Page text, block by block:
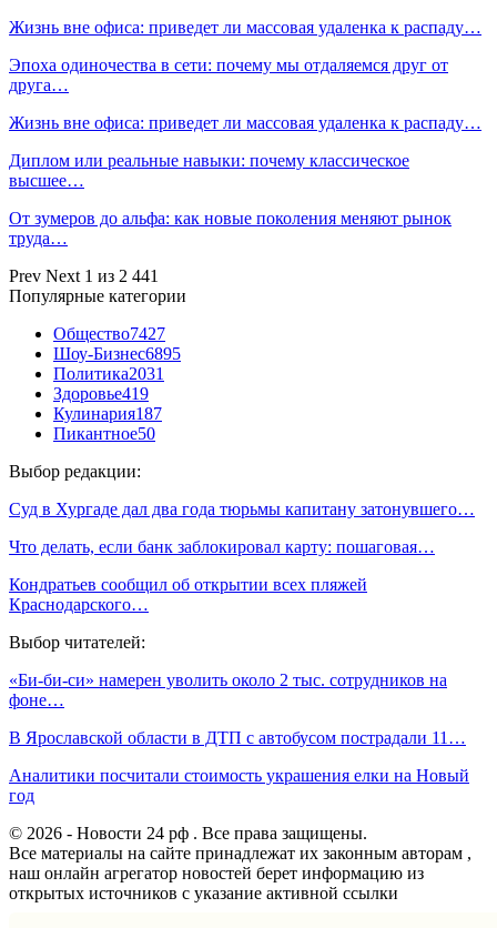
Жизнь вне офиса: приведет ли массовая удаленка к распаду…
Эпоха одиночества в сети: почему мы отдаляемся друг от
друга…
Жизнь вне офиса: приведет ли массовая удаленка к распаду…
Диплом или реальные навыки: почему классическое
высшее…
От зумеров до альфа: как новые поколения меняют рынок
труда…
Prev Next 1 из 2 441
Популярные категории
Общество7427
Шоу-Бизнес6895
Политика2031
Здоровье419
Кулинария187
Пикантное50
Выбор редакции:
Суд в Хургаде дал два года тюрьмы капитану затонувшего…
Что делать, если банк заблокировал карту: пошаговая…
Кондратьев сообщил об открытии всех пляжей
Краснодарского…
Выбор читателей:
«Би-би-си» намерен уволить около 2 тыс. сотрудников на
фоне…
В Ярославской области в ДТП с автобусом пострадали 11…
Аналитики посчитали стоимость украшения елки на Новый
год
© 2026 - Новости 24 рф . Все права защищены.
Все материалы на сайте принадлежат их законным авторам ,
наш онлайн агрегатор новостей берет информацию из
открытых источников с указание активной ссылки